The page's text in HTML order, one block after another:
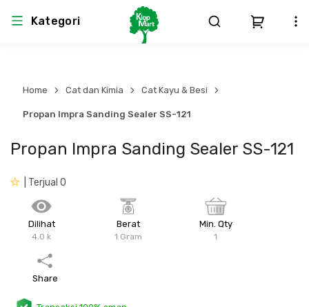
Kategori
Atap & Rangka
Lem
Pintu, Jendela & Perlengkapan
Produk Teknikal & Kimia
Produk K3
Bekisting
Sistem Pengudaraan
Sistem Elektro
Sistem Pemipaan
Home Cat dan Kimia Cat Kayu & Besi
Propan Impra Sanding Sealer SS-121
Propan Impra Sanding Sealer SS-121
| Terjual 0
Dilihat
4.0 k
Berat
1 Gram
Min. Qty
1
Share